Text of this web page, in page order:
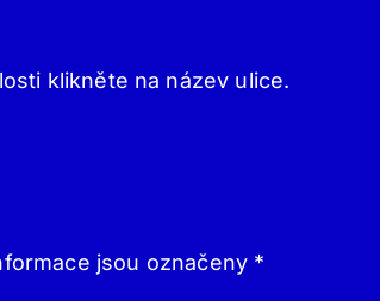
klikněte na název ulice.
jsou označeny *